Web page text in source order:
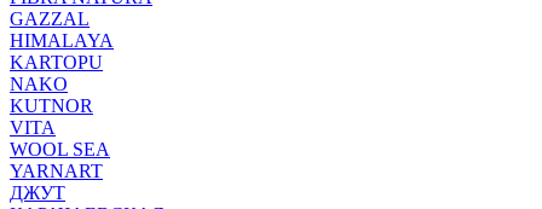
GAZZAL
HIMALAYA
KARTOPU
NAKO
KUTNOR
VITA
WOOL SEA
YARNART
ДЖУТ